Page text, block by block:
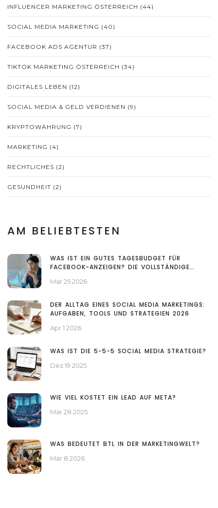
INFLUENCER MARKETING ÖSTERREICH (44)
SOCIAL MEDIA MARKETING (40)
FACEBOOK ADS AGENTUR (37)
TIKTOK MARKETING ÖSTERREICH (34)
DIGITALES LEBEN (12)
SOCIAL MEDIA & GELD VERDIENEN (9)
KRYPTOWÄHRUNG (7)
MARKETING (4)
RECHTLICHES (2)
GESUNDHEIT (2)
AM BELIEBTESTEN
WAS IST EIN GUTES TAGESBUDGET FÜR
FACEBOOK-ANZEIGEN? DIE VOLLSTÄNDIGE
Mär 25 2026
DER ALLTAG EINES SOCIAL MEDIA MARKETINGS:
AUFGABEN, TOOLS UND STRATEGIEN 2026
Apr 1 2026
WAS IST DIE 5-5-5 SOCIAL MEDIA STRATEGIE?
Dez 19 2025
WIE VIEL KOSTET EIN LEAD AUF META?
Mär 28 2025
WAS BEDEUTET BTL IN DER MARKETINGWELT?
Mär 8 2026